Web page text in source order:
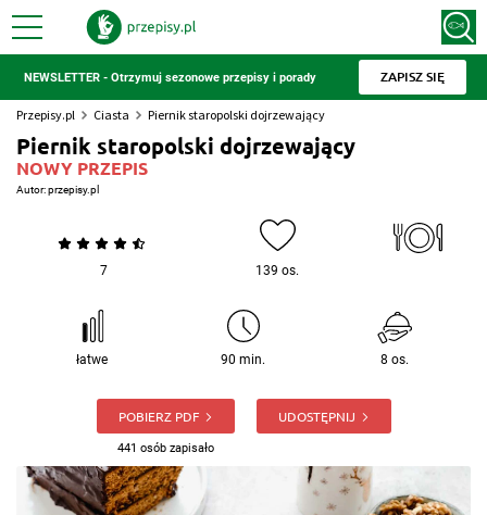
NEWSLETTER - Otrzymuj sezonowe przepisy i porady ZAPISZ SIĘ
Przepisy.pl Ciasta Piernik staropolski dojrzewający
Piernik staropolski dojrzewający
NOWY PRZEPIS
Autor:przepisy.pl
7 139 os.
łatwe 90 min. 8 os.
POBIERZ PDF
441 osób zapisało
UDOSTĘPNIJ